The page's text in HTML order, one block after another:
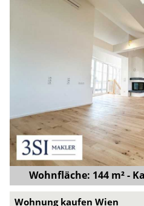
Wohnfläche: 144 m² -
Wohnung kaufen Wien